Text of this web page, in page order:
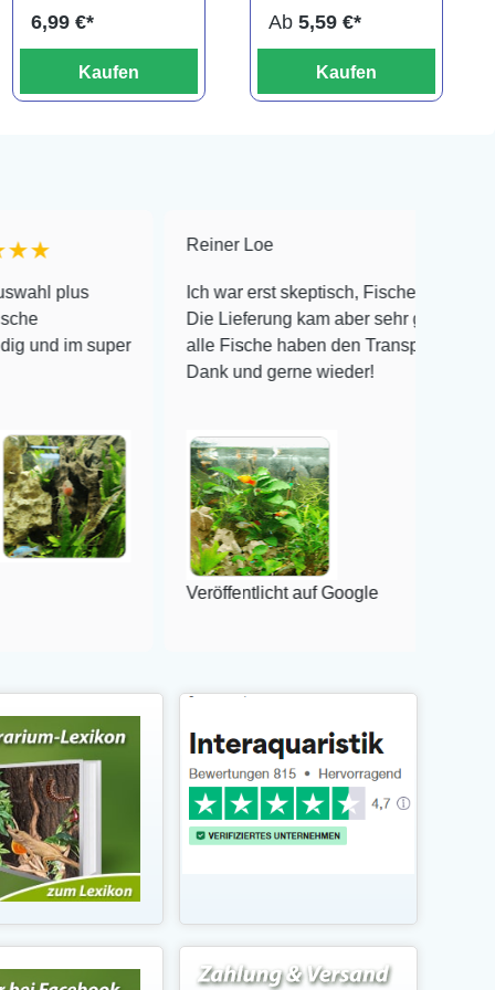
6,99 €*
Kaufen
Ab5,59 €*
Kaufen
Ich war erst skeptisch, Fische online zu bestellen!
Die Lieferung kam aber sehr gut verpackt an und
alle Fische haben den Transport überlebt! Vielen
Dank und gerne wieder!
Veröffentlicht auf Google